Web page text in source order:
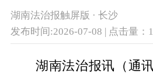
湖南法治报触屏版 · 长沙
发布时间:2026-07-08 | 点击量：
湖南法治报讯（通